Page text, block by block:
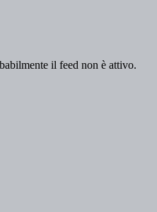
il feed non è attivo.